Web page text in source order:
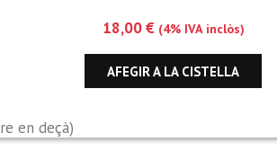
18,00€ (4% IVA inclòs)
AFEGIR A LA CISTELLA